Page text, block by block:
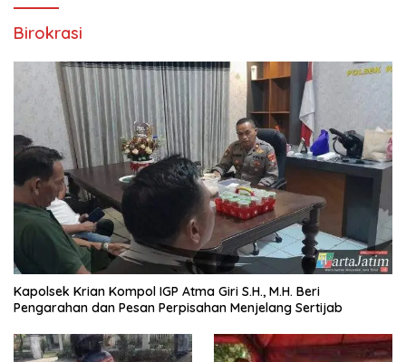
Birokrasi
Kapolsek Krian Kompol IGP Atma Giri S.H., M.H. Beri
Pengarahan dan Pesan Perpisahan Menjelang Sertijab